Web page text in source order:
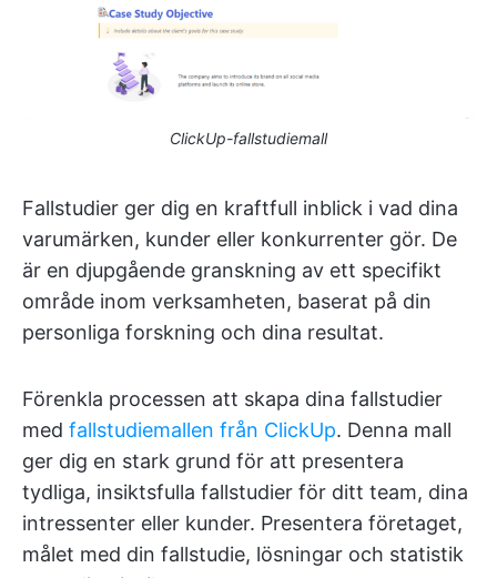
ClickUp-fallstudiemall
Fallstudier ger dig en kraftfull inblick i vad dina
varumärken, kunder eller konkurrenter gör. De
är en djupgående granskning av ett specifikt
område inom verksamheten, baserat på din
personliga forskning och dina resultat.
Förenkla processen att skapa dina fallstudier
med fallstudiemallen från ClickUp. Denna mall
ger dig en stark grund för att presentera
tydliga, insiktsfulla fallstudier för ditt team, dina
intressenter eller kunder. Presentera företaget,
målet med din fallstudie, lösningar och statistik